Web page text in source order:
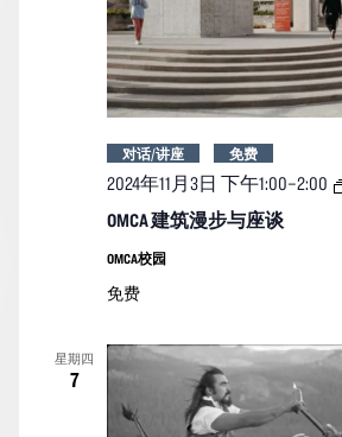
OMCA 建筑漫步与座谈
2024年11月3日 下午1:00–2:00
对话/讲座 免费
OMCA校园
免费
星期四
7